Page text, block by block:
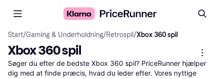
Start/Gaming & Underholdning/Retrospil /Xbox 360 spil
Xbox 360 spil
Søger du efter de bedste Xbox 360 spil? PriceRunner hjælper
dig med at finde præcis, hvad du leder efter. Vores nyttige